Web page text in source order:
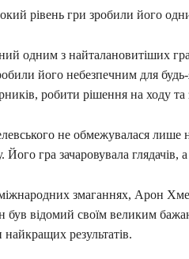
рівень гри зробили його
одним з найталановитіших
його небезпечним для
робити рішення на ходу та
не обмежувалася лише
Його гра зачаровувала
міжнародних змаганнях, Арон
був відомий своїм великим
результатів.